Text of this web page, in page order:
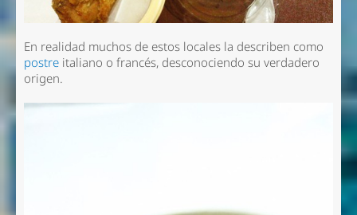
En realidad muchos de estos locales la describen como
postreitaliano o francés, desconociendo su verdadero
origen.